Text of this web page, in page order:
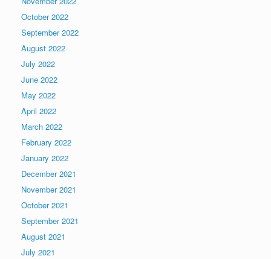
October 2022
September 2022
August 2022
July 2022
June 2022
May 2022
April 2022
March 2022
February 2022
January 2022
December 2021
November 2021
October 2021
September 2021
August 2021
July 2021